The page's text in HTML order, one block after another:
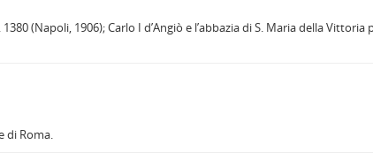
(Napoli, 1906); Carlo I d’Angiò e l’abbazia di S. Maria della
di Roma.